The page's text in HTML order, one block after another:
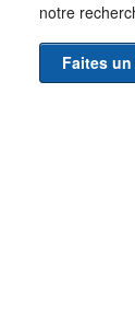
notre
Faites